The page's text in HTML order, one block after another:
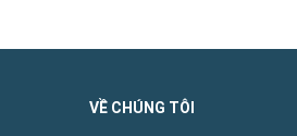
VỀ CHÚNG TÔI